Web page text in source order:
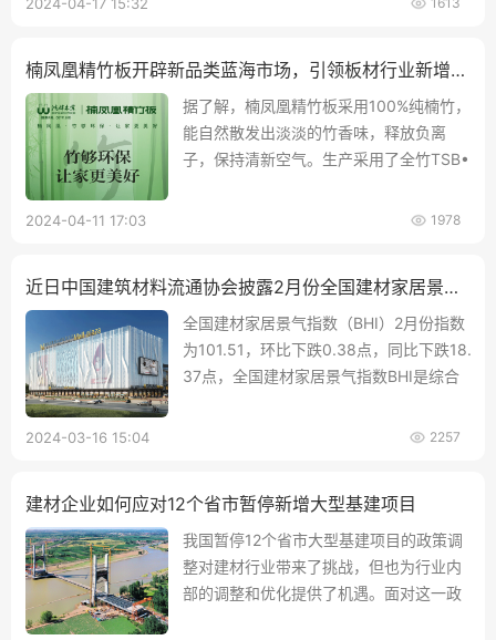
2024-04-17 15:32
楠凤凰精竹板开辟新品类蓝海市场，引领板材行业新增长点！
据了解，楠凤凰精竹板采用100%纯楠竹，
能自然散发出淡淡的竹香味，释放负离
子，保持清新空气。生产采用了全竹TSB•
形、无焦弯、超强握钉力等特性。
2024-04-11 17:03 1978
近日中国建筑材料流通协会披露2月份全国建材家居景气指数BHI环比下跌0.38点
全国建材家居景气指数（BHI）2月份指数
为101.51，环比下跌0.38点，同比下跌18.
37点，全国建材家居景气指数BHI是综合
气状况的重要指标，每月发布一次。
2024-03-16 15:04 2257
建材企业如何应对12个省市暂停新增大型基建项目
​我国暂停12个省市大型基建项目的政策调
整对建材行业带来了挑战，但也为行业内
部的调整和优化提供了机遇。面对这一政